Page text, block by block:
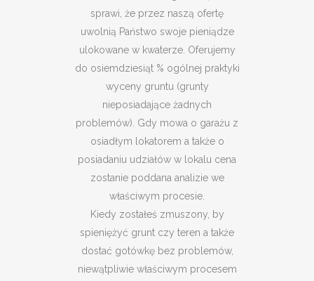
sprawi, że przez naszą ofertę
uwolnią Państwo swoje pieniądze
ulokowane w kwaterze. Oferujemy
do osiemdziesiąt % ogólnej praktyki
wyceny gruntu (grunty
nieposiadające żadnych
problemów). Gdy mowa o garażu z
osiadłym lokatorem a także o
posiadaniu udziałów w lokalu cena
zostanie poddana analizie we
właściwym procesie.
Kiedy zostałeś zmuszony, by
spieniężyć grunt czy teren a także
dostać gotówkę bez problemów,
niewątpliwie właściwym procesem